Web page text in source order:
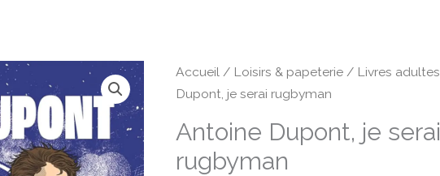
Accueil/ Loisirs & papeterie/ Livres adultes
Dupont, je serai rugbyman
Antoine Dupont, je serai
rugbyman
quantité
de
Dupont,
je